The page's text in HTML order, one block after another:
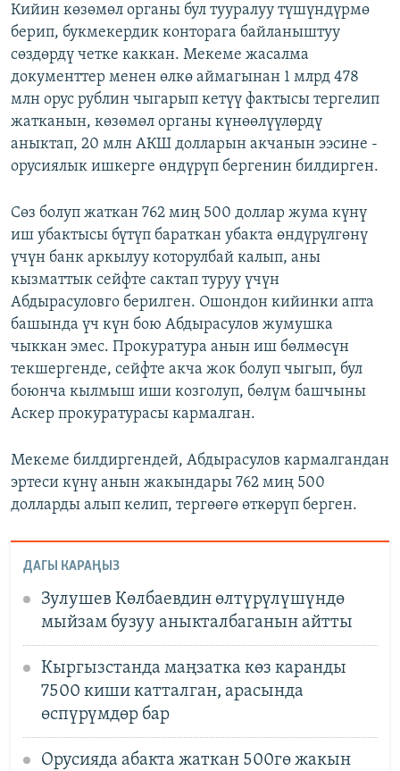
Кийин көзөмөл органы бул тууралуу түшүндүрмө
берип, букмекердик конторага байланыштуу
сөздөрдү четке каккан. Мекеме жасалма
документтер менен өлкө аймагынан 1 млрд 478
млн орус рублин чыгарып кетүү фактысы тергелип
жатканын, көзөмөл органы күнөөлүүлөрдү
аныктап, 20 млн АКШ долларын акчанын ээсине -
орусиялык ишкерге өндүрүп бергенин билдирген.
Сөз болуп жаткан 762 миң 500 доллар жума күнү
иш убактысы бүтүп бараткан убакта өндүрүлгөнү
үчүн банк аркылуу которулбай калып, аны
кызматтык сейфте сактап туруу үчүн
Абдырасуловго берилген. Ошондон кийинки апта
башында үч күн бою Абдырасулов жумушка
чыккан эмес. Прокуратура анын иш бөлмөсүн
текшергенде, сейфте акча жок болуп чыгып, бул
боюнча кылмыш иши козголуп, бөлүм башчыны
Аскер прокуратурасы кармалган.
Мекеме билдиргендей, Абдырасулов кармалгандан
эртеси күнү анын жакындары 762 миң 500
долларды алып келип, тергөөгө өткөрүп берген.
ДАГЫ КАРАҢЫЗ
Зулушев Көлбаевдин өлтүрүлүшүндө
мыйзам бузуу аныкталбаганын айтты
Кыргызстанда маңзатка көз каранды
7500 киши катталган, арасында
өспүрүмдөр бар
Орусияда абакта жаткан 500гө жакын